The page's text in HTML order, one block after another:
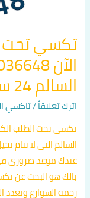
تكسي تحت
السالم 24 ساعة
اترك تعليقاً/تاكسي
تكسي تحت الطلب
السالم التي لا تنام
عندك موعد ضروري
بالك هو البحث عن
زحمة الشوارع وتعدد